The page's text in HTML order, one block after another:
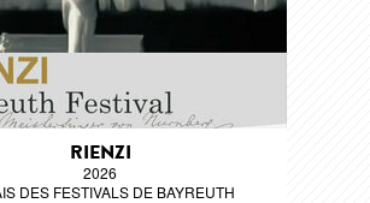
RIENZI
2026
DES FESTIVALS DE BAYREUTH